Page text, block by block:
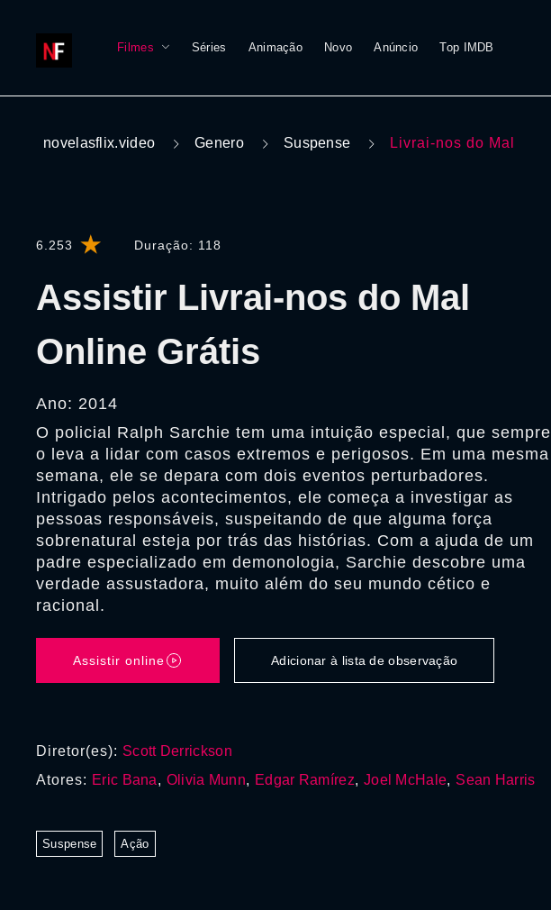
Filmes Séries Animação Novo Anúncio Top IMDB
novelasflix.video Genero Suspense Livrai-nos do Mal
6.253 Duração: 118
Assistir Livrai-nos do Mal
Online Grátis
Ano: 2014
O policial Ralph Sarchie tem uma intuição especial, que sempre
o leva a lidar com casos extremos e perigosos. Em uma mesma
semana, ele se depara com dois eventos perturbadores.
Intrigado pelos acontecimentos, ele começa a investigar as
pessoas responsáveis, suspeitando de que alguma força
sobrenatural esteja por trás das histórias. Com a ajuda de um
padre especializado em demonologia, Sarchie descobre uma
verdade assustadora, muito além do seu mundo cético e
racional.
Assistir online Adicionar à lista de observação
Diretor(es): Scott Derrickson
Atores: Eric Bana, Olivia Munn, Edgar Ramírez, Joel McHale, Sean Harris
Suspense Ação